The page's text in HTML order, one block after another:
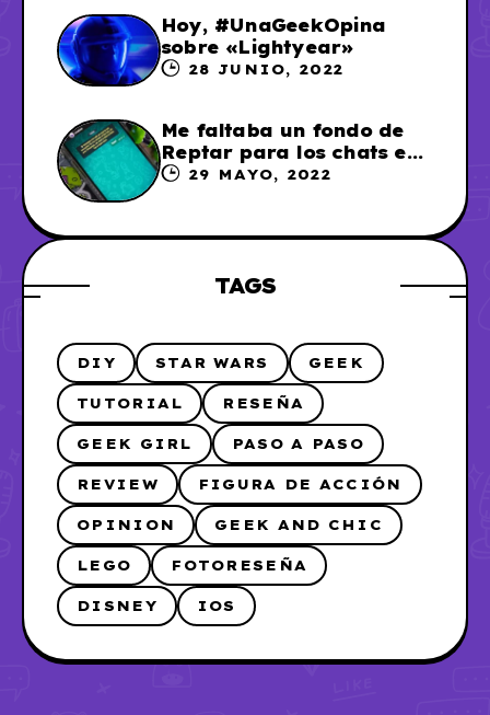
Hoy, #UnaGeekOpina
sobre «Lightyear»
28 JUNIO, 2022
Me faltaba un fondo de
Reptar para los chats en
WhatsApp, así que me lo
29 MAYO, 2022
TAGS
DIY STAR WARS GEEK
TUTORIAL RESEÑA
GEEK GIRL PASO A PASO
REVIEW FIGURA DE ACCIÓN
OPINION GEEK AND CHIC
LEGO FOTORESEÑA
DISNEY IOS